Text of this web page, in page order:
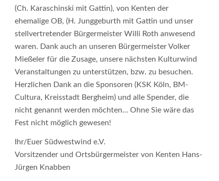
(Ch. Karaschinski mit Gattin), von Kenten der
ehemalige OB, (H. Junggeburth mit Gattin und unser
stellvertretender Bürgermeister Willi Roth anwesend
waren. Dank auch an unseren Bürgermeister Volker
Mießeler für die Zusage, unsere nächsten Kulturwind
Veranstaltungen zu unterstützen, bzw. zu besuchen.
Herzlichen Dank an die Sponsoren (KSK Köln, BM-
Cultura, Kreisstadt Bergheim) und alle Spender, die
nicht genannt werden möchten… Ohne Sie wäre das
Fest nicht möglich gewesen!
Ihr/Euer Südwestwind e.V.
Vorsitzender und Ortsbürgermeister von Kenten Hans-
Jürgen Knabben